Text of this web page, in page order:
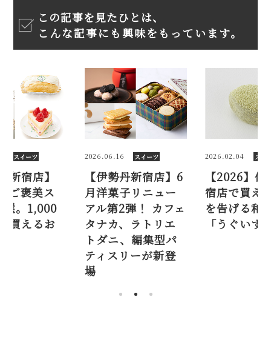
この記事を見たひとは、
こんな記事にも興味をもっています。
スイーツ
新宿店】6
リニュー
！ カフェ
ラトリエ
2026.02.04 スイーツ
【2026】伊勢丹新
宿店で買える！ 春
を告げる和菓子
「うぐいす餅」4選
2026.01.27 スイ
【伊勢丹新
デパ地下ご
イーツ8選
円以下で買